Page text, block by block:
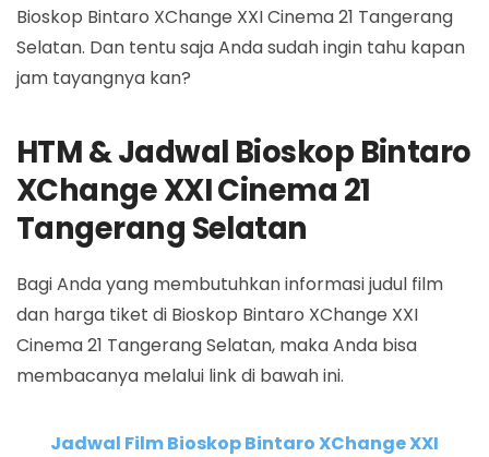
Bioskop Bintaro XChange XXI Cinema 21 Tangerang
Selatan. Dan tentu saja Anda sudah ingin tahu kapan
jam tayangnya kan?
HTM & Jadwal Bioskop Bintaro
XChange XXI Cinema 21
Tangerang Selatan
Bagi Anda yang membutuhkan informasi judul film
dan harga tiket di Bioskop Bintaro XChange XXI
Cinema 21 Tangerang Selatan, maka Anda bisa
membacanya melalui link di bawah ini.
Jadwal Film Bioskop Bintaro XChange XXI